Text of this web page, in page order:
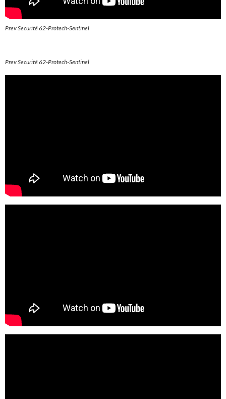
Prev Securité 62-Protech-Sentinel
Prev Securité 62-Protech-Sentinel